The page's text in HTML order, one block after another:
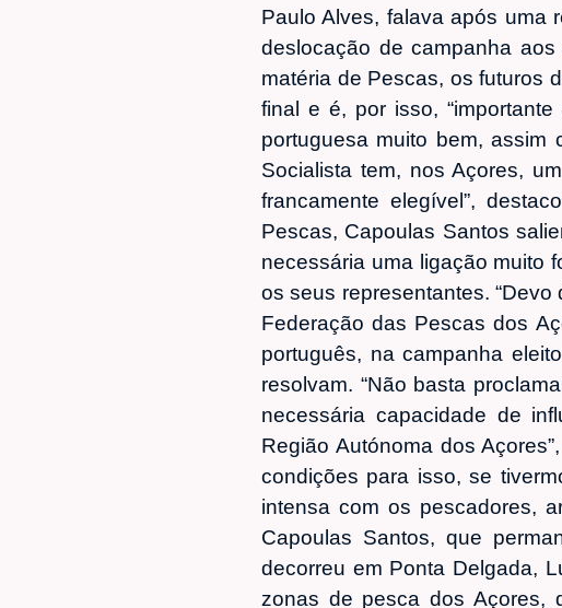
Paulo Alves, falava após uma
deslocação de campanha
matéria de Pescas, os futuros
final e é, por isso,
portuguesa muito bem, assim
Socialista tem, nos Açores,
francamente elegível”,
Pescas, Capoulas Santos
necessária uma ligação muito
os seus representantes.
Federação das Pescas dos
português, na campanha
resolvam. “Não basta
necessária capacidade de
Região Autónoma dos
condições para isso, se
intensa com os pescadores,
Capoulas Santos, que
decorreu em Ponta Delgada,
zonas de pesca dos Açores,